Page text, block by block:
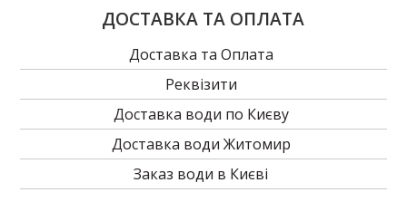
ДОСТАВКА ТА ОПЛАТА
Доставка та Оплата
Реквізити
Доставка води по Києву
Доставка води Житомир
Заказ води в Києві